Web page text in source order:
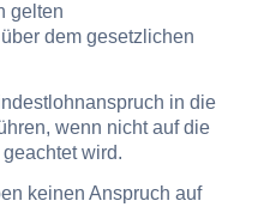
gelten
dem gesetzlichen
in die
wenn nicht auf die
wird.
keinen Anspruch auf